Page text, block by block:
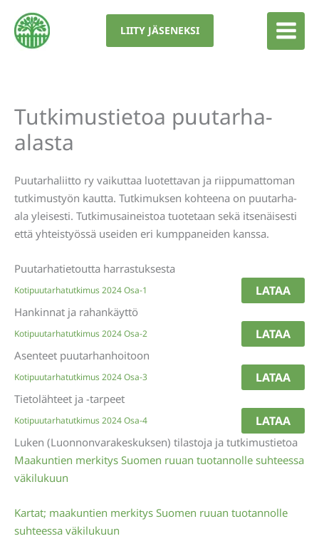
sisältöön
LIITY JÄSENEKSI
Tutkimustietoa puutarha-
alasta
Puutarhaliitto ry vaikuttaa luotettavan ja riippumattoman
tutkimustyön kautta. Tutkimuksen kohteena on puutarha-
ala yleisesti. Tutkimusaineistoa tuotetaan sekä itsenäisesti
että yhteistyössä useiden eri kumppaneiden kanssa.
Puutarhatietoutta harrastuksesta
Kotipuutarhatutkimus 2024 Osa-1 LATAA
Hankinnat ja rahankäyttö
Kotipuutarhatutkimus 2024 Osa-2 LATAA
Asenteet puutarhanhoitoon
Kotipuutarhatutkimus 2024 Osa-3 LATAA
Tietolähteet ja -tarpeet
Kotipuutarhatutkimus 2024 Osa-4 LATAA
Luken (Luonnonvarakeskuksen) tilastoja ja tutkimustietoa
Maakuntien merkitys Suomen ruuan tuotannolle suhteessa
väkilukuun
Kartat; maakuntien merkitys Suomen ruuan tuotannolle
suhteessa väkilukuun